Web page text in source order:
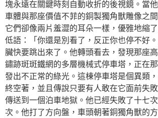
塊永遠在關鍵時刻自動收折的後視鏡。當
車體與那座價值不菲的銅製獨角獸雕像之
它們卻像兩片羞澀的耳朵一樣，優雅地縮
低語：「你還是別看了，反正你也停不好
臟快要跳出來了。他轉頭看去，發現那座
鏽跡斑斑鐵網的多層機械式停車塔，正在
發出不正常的綠光。這棟停車塔是個異類
終空著，並且傳說只要有人敢在它面前失
傳送到一個泊車地獄。他已經失敗了十七
次。他打了方向盤，車頭朝著銅獨角獸的